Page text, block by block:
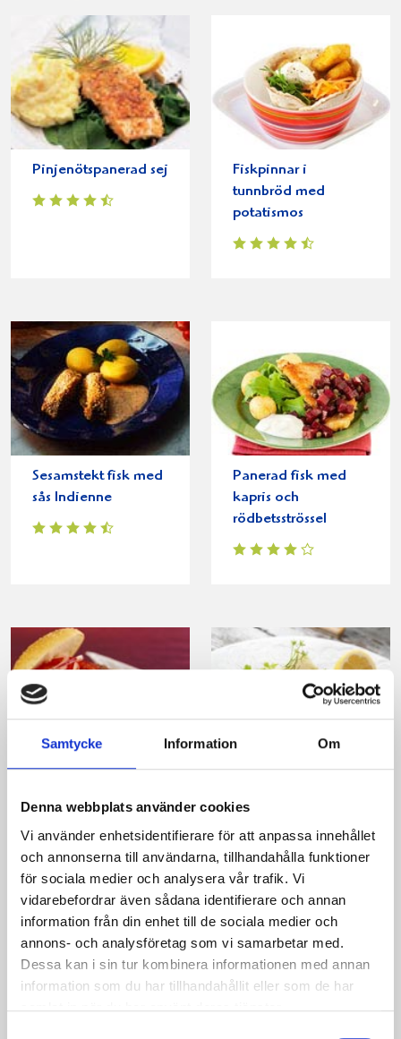
Samtycke Information Om
Denna webbplats använder cookies
Vi använder enhetsidentifierare för att anpassa innehållet
och annonserna till användarna, tillhandahålla funktioner
för sociala medier och analysera vår trafik. Vi
vidarebefordrar även sådana identifierare och annan
information från din enhet till de sociala medier och
annons- och analysföretag som vi samarbetar med.
Dessa kan i sin tur kombinera informationen med annan
information som du har tillhandahållit eller som de har
samlat in när du har använt deras tjänster.
Pinjenötspanerad sej
Fiskpinnar i
tunnbröd med
potatismos
Sesamstekt fisk med
sås Indienne
Panerad fisk med
kapris och
rödbetsströssel
med sellerisallad
senapsmarinerad